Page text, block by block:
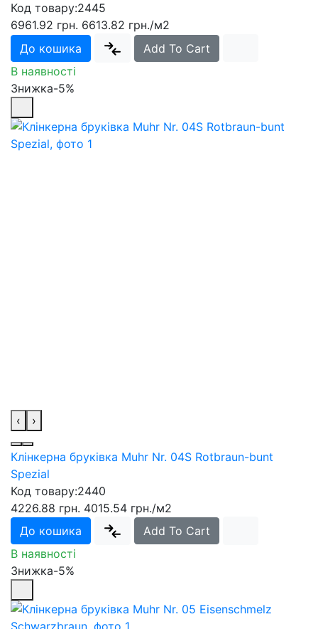
Код товару:2445
6961.92 грн. 6613.82 грн./м2
До кошика
Add To Cart
В наявності
Знижка-5%
‹ ›
Клінкерна бруківка Muhr Nr. 04S Rotbraun-bunt
Spezial
Код товару:2440
4226.88 грн. 4015.54 грн./м2
До кошика
Add To Cart
В наявності
Знижка-5%